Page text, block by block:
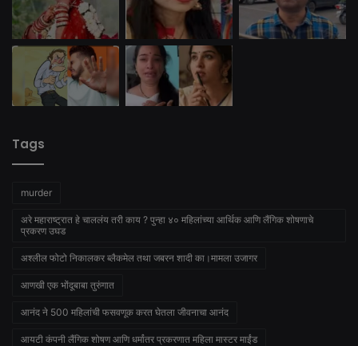
Tags
murder
अरे महाराष्ट्रात हे चाललंय तरी काय ? पुन्हा ४० महिलांच्या आर्थिक आणि लैंगिक शोषणाचे
प्रकरण उघड
अश्लील फोटो निकालकर ब्लैकमेल तथा जबरन शादी का।मामला उजागर
आणखी एक भोंदूबाबा तुरुंगात
आनंद ने 500 महिलांची फसवणूक करत घेतला जीवनाचा आनंद
आयटी कंपनी लैंगिक शोषण आणि धर्मांतर प्रकरणात महिला मास्टर माईंड